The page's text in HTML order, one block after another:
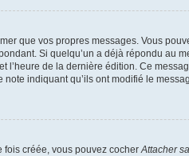
que vos propres messages. Vous
Si quelqu’un a déjà répondu au
de la dernière édition. Ce
indiquant qu’ils ont modifié le
fois créée, vous pouvez cocherAttacher